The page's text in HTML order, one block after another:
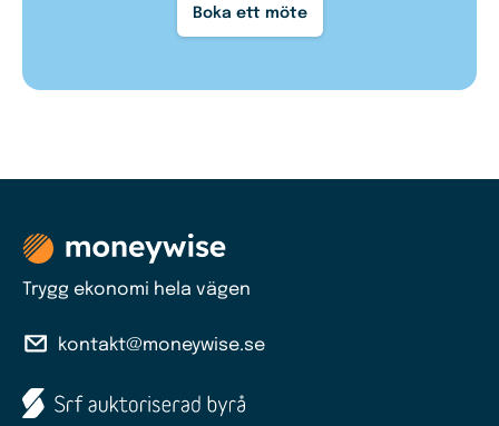
Boka ett möte
Trygg ekonomi hela vägen
kontakt@moneywise.se